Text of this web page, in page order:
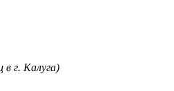
в г. Калуга)